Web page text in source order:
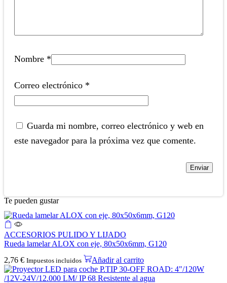
Nombre *
Correo electrónico *
Guarda mi nombre, correo electrónico y web en
este navegador para la próxima vez que comente.
Te pueden gustar
ACCESORIOS PULIDO Y LIJADO
Rueda lamelar ALOX con eje, 80x50x6mm, G120
2,76 € Impuestos incluidos Añadir al carrito